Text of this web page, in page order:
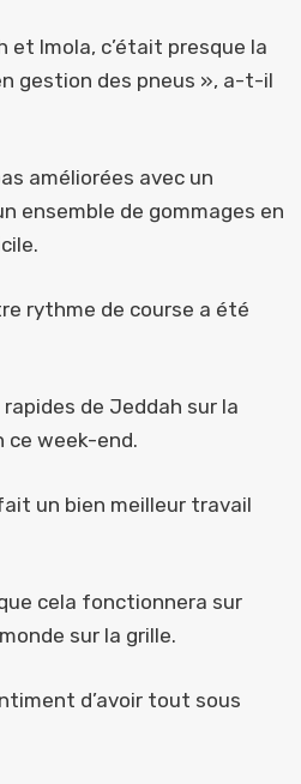
Imola, c’était presque la
gestion des pneus », a-t-il
améliorées avec un
ensemble de gommages en
rythme de course a été
de Jeddah sur la
ce week-end.
un bien meilleur travail
cela fonctionnera sur
sur la grille.
d’avoir tout sous